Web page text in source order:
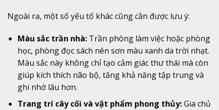
Ngoài ra, một số yếu tố khác cũng cần được lưu ý:
Màu sắc trần nhà:Trần phòng làm việc hoặc phòng
học, phòng đọc sách nên sơn màu xanh da trời nhạt.
Màu sắc này không chỉ tạo cảm giác thư thái mà còn
giúp kích thích não bộ, tăng khả năng tập trung và
ghi nhớ lâu hơn.
Trang trí cây cối và vật phẩm phong thủy:Gia chủ